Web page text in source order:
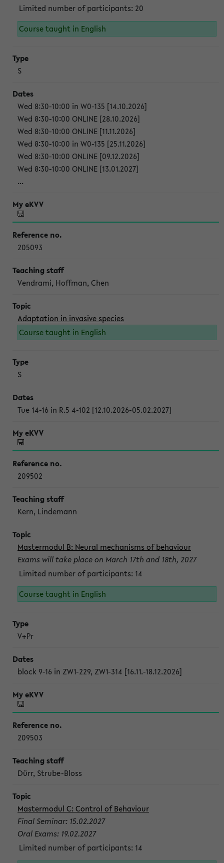
Limited number of participants: 20
Course taught in English
S
Wed 8:30-10:00 in W0-135 [14.10.2026]
Wed 8:30-10:00 ONLINE [28.10.2026]
Wed 8:30-10:00 ONLINE [11.11.2026]
Wed 8:30-10:00 in W0-135 [25.11.2026]
Wed 8:30-10:00 ONLINE [09.12.2026]
Wed 8:30-10:00 ONLINE [13.01.2027]
...
205093
Vendrami, Hoffman, Chen
Adaptation in invasive species
Course taught in English
S
Tue 14-16 in R.5 4-102 [12.10.2026-05.02.2027]
209502
Kern, Lindemann
Mastermodul B: Neural mechanisms of behaviour
Exams will take place on March 17th and 18th, 2027
Limited number of participants: 14
Course taught in English
V+Pr
block 9-16 in ZW1-229, ZW1-314 [16.11.-18.12.2026]
209503
Dürr, Strube-Bloss
Mastermodul C: Control of Behaviour
Final Seminar: 15.02.2027
Oral Exams: 19.02.2027
Limited number of participants: 14